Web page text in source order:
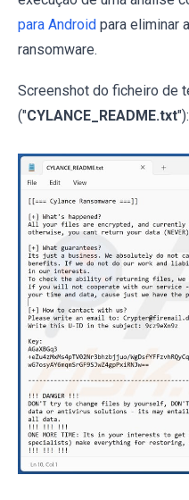
para Android para eliminar
ransomware.
Screenshot do ficheiro de
("CYLANCE_README.txt"):